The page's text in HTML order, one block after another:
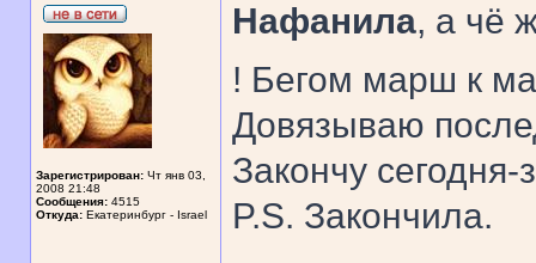
Зарегистрирован: Чт янв 03,
2008 21:48
Сообщения: 4515
Откуда: Екатеринбург - Israel
Нафанила, а чё
! Бегом марш к
Довязываю
Закончу сегодня-
P.S. Закончила.